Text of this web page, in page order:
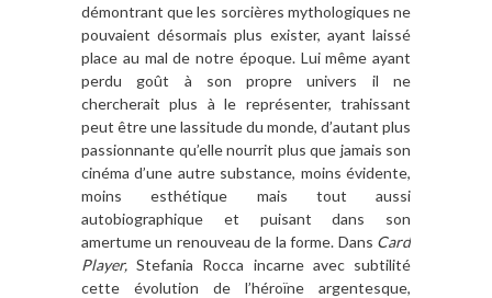
démontrant que les sorcières mythologiques ne
pouvaient désormais plus exister, ayant laissé
place au mal de notre époque. Lui même ayant
perdu goût à son propre univers il ne
chercherait plus à le représenter, trahissant
peut être une lassitude du monde, d’autant plus
passionnante qu’elle nourrit plus que jamais son
cinéma d’une autre substance, moins évidente,
moins esthétique mais tout aussi
autobiographique et puisant dans son
amertume un renouveau de la forme. Dans Card
Player, Stefania Rocca incarne avec subtilité
cette évolution de l’héroïne argentesque,